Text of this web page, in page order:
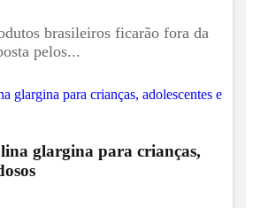
brasileiros ficarão fora da
pelos...
glargina para crianças,